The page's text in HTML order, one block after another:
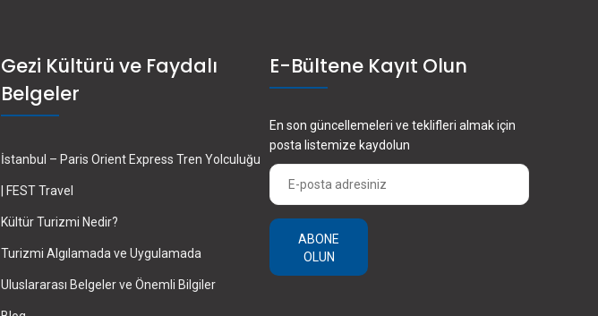
Gezi Kültürü ve Faydalı
Belgeler
İstanbul – Paris Orient Express Tren Yolculuğu
| FEST Travel
Kültür Turizmi Nedir?
Turizmi Algılamada ve Uygulamada
Uluslararası Belgeler ve Önemli Bilgiler
E-Bültene Kayıt Olun
En son güncellemeleri ve teklifleri almak için
posta listemize kaydolun
ABONE
OLUN